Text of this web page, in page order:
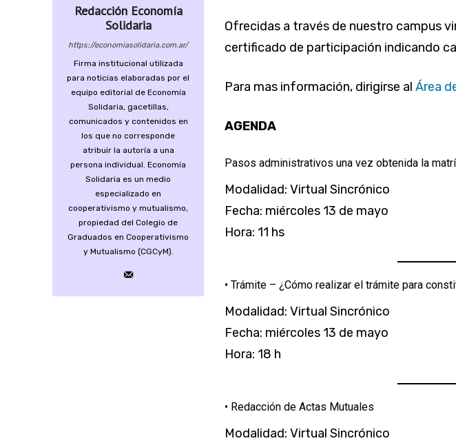
Redacción Economía
Solidaria
https://economiasolidaria.com.ar/
Firma institucional utilizada
para noticias elaboradas por el
equipo editorial de Economía
Solidaria, gacetillas,
comunicados y contenidos en
los que no corresponde
atribuir la autoría a una
persona individual. Economía
Solidaria es un medio
especializado en
cooperativismo y mutualismo,
propiedad del Colegio de
Graduados en Cooperativismo
y Mutualismo (CGCyM).
Ofrecidas a través de nuestro campus
certificado de participación indicando
Para mas información, dirigirse al Área
AGENDA
Pasos administrativos una vez obtenida la
Modalidad: Virtual Sincrónico
Fecha: miércoles 13 de mayo
Hora: 11 hs
• Trámite – ¿Cómo realizar el trámite para
Modalidad: Virtual Sincrónico
Fecha: miércoles 13 de mayo
Hora: 18 h
• Redacción de Actas Mutuales
Modalidad: Virtual Sincrónico